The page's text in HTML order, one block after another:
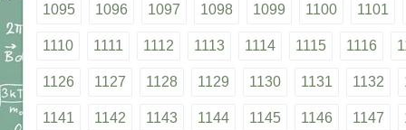
1095 1096 1097 1098 1099 1100 1101
1110 1111 1112 1113 1114 1115 1116
1126 1127 1128 1129 1130 1131 1132
1141 1142 1143 1144 1145 1146 1147